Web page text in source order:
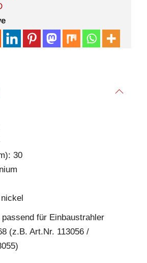
30
passend für Einbaustrahler
(z.B. Art.Nr. 113056 /